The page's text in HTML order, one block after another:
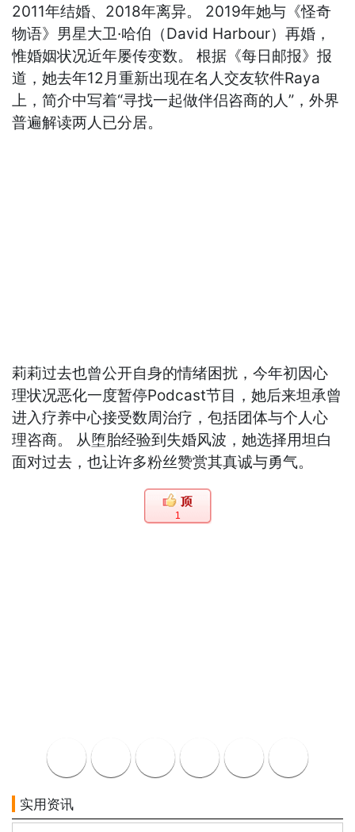
2011年结婚、2018年离异。 2019年她与《怪奇
物语》男星大卫·哈伯（David Harbour）再婚，
惟婚姻状况近年屡传变数。 根据《每日邮报》报
道，她去年12月重新出现在名人交友软件Raya
上，简介中写着“寻找一起做伴侣咨商的人”，外界
普遍解读两人已分居。
莉莉过去也曾公开自身的情绪困扰，今年初因心
理状况恶化一度暂停Podcast节目，她后来坦承曾
进入疗养中心接受数周治疗，包括团体与个人心
理咨商。 从堕胎经验到失婚风波，她选择用坦白
面对过去，也让许多粉丝赞赏其真诚与勇气。
1
实用资讯